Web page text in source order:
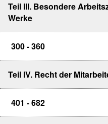
Teil III. Besondere
Werke
300 - 360
Teil IV. Recht der
401 - 682